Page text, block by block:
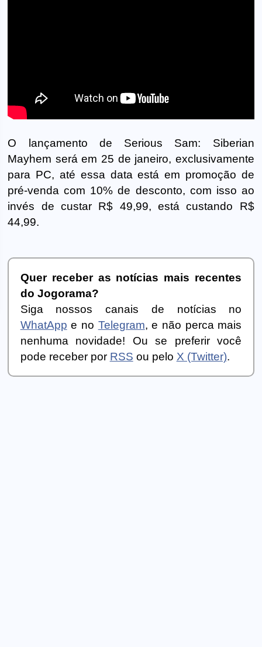
O lançamento de Serious Sam: Siberian
Mayhem será em 25 de janeiro, exclusivamente
para PC, até essa data está em promoção de
pré-venda com 10% de desconto, com isso ao
invés de custar R$ 49,99, está custando R$
44,99.
Quer receber as notícias mais recentes
do Jogorama?
Siga nossos canais de notícias no
WhatApp e no Telegram, e não perca mais
nenhuma novidade! Ou se preferir você
pode receber por RSS ou pelo X (Twitter).